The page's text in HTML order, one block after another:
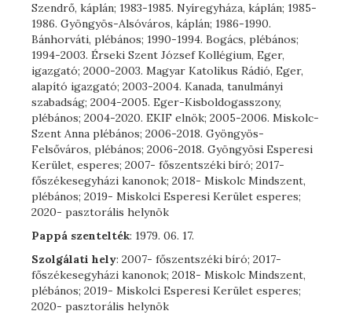
Szendrő, káplán; 1983-1985. Nyíregyháza, káplán; 1985-
1986. Gyöngyös-Alsóváros, káplán; 1986-1990.
Bánhorváti, plébános; 1990-1994. Bogács, plébános;
1994-2003. Érseki Szent József Kollégium, Eger,
igazgató; 2000-2003. Magyar Katolikus Rádió, Eger,
alapító igazgató; 2003-2004. Kanada, tanulmányi
szabadság; 2004-2005. Eger-Kisboldogasszony,
plébános; 2004-2020. EKIF elnök; 2005-2006. Miskolc-
Szent Anna plébános; 2006-2018. Gyöngyös-
Felsőváros, plébános; 2006-2018. Gyöngyösi Esperesi
Kerület, esperes; 2007- főszentszéki bíró; 2017-
főszékesegyházi kanonok; 2018- Miskolc Mindszent,
plébános; 2019- Miskolci Esperesi Kerület esperes;
2020- pasztorális helynök
Pappá szentelték: 1979. 06. 17.
Szolgálati hely: 2007- főszentszéki bíró; 2017-
főszékesegyházi kanonok; 2018- Miskolc Mindszent,
plébános; 2019- Miskolci Esperesi Kerület esperes;
2020- pasztorális helynök